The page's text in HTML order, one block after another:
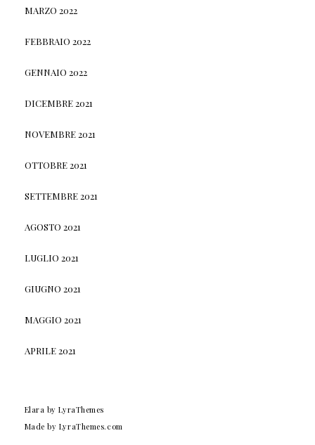
MARZO 2022
FEBBRAIO 2022
GENNAIO 2022
DICEMBRE 2021
NOVEMBRE 2021
OTTOBRE 2021
SETTEMBRE 2021
AGOSTO 2021
LUGLIO 2021
GIUGNO 2021
MAGGIO 2021
APRILE 2021
Elara by LyraThemes
Made by LyraThemes.com